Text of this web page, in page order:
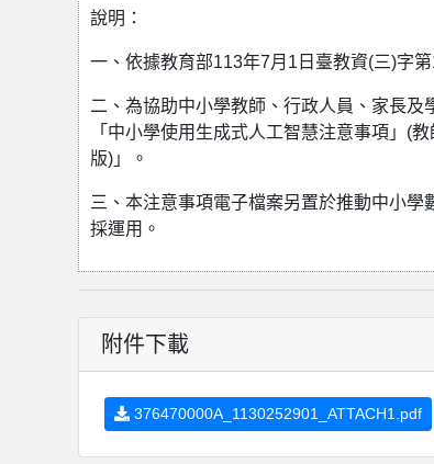
說明：
一、依據教育部113年7月1日臺教資(三)字
二、為協助中小學教師、行政人員、家長
「中小學使用生成式人工智慧注意事項」(
版)」。
三、本注意事項電子檔案另置於推動中小
採運用。
附件下載
376470000A_1130252901_ATTACH1.pdf